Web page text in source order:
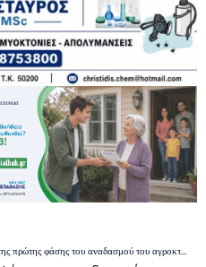
φάσης του αναδασμού του αγροκτήματος της Τ.Κ. Σπάρτου